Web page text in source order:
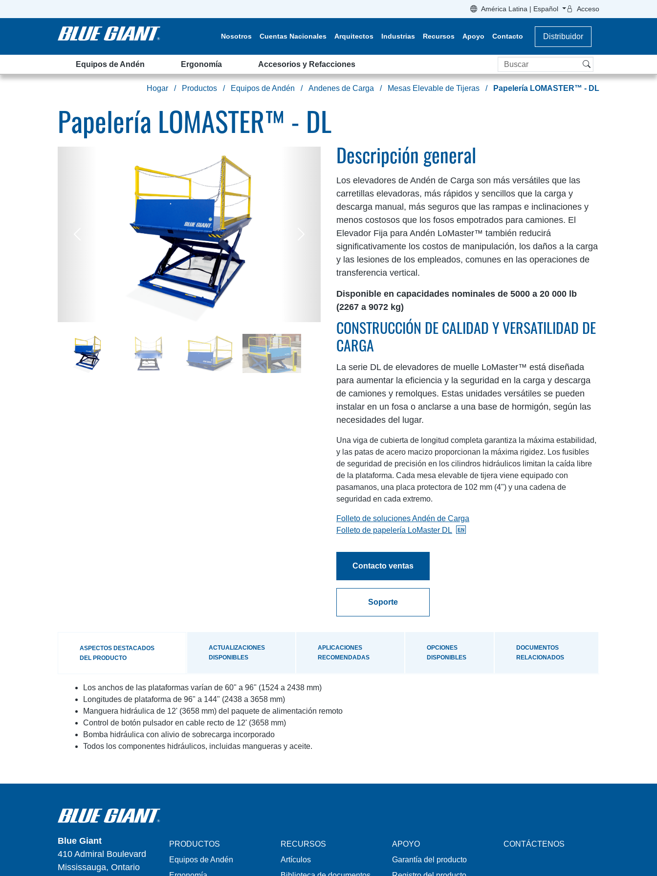
América Latina | Español Acceso
Nosotros Cuentas Nacionales Arquitectos Industrias Recursos Apoyo Contacto Distribuidor
Equipos de Andén Ergonomía Accesorios y Refacciones Buscar
Hogar Productos Equipos de Andén Andenes de Carga Mesas Elevable de Tijeras Papelería LOMASTER™ - DL
Papelería LOMASTER™ - DL
Descripción general
Los elevadores de Andén de Carga son más versátiles que las
carretillas elevadoras, más rápidos y sencillos que la carga y
descarga manual, más seguros que las rampas e inclinaciones y
menos costosos que los fosos empotrados para camiones. El
Elevador Fija para Andén LoMaster™ también reducirá
significativamente los costos de manipulación, los daños a la carga
y las lesiones de los empleados, comunes en las operaciones de
transferencia vertical.
Disponible en capacidades nominales de 5000 a 20 000 lb
(2267 a 9072 kg)
CONSTRUCCIÓN DE CALIDAD Y VERSATILIDAD DE
CARGA
La serie DL de elevadores de muelle LoMaster™ está diseñada
para aumentar la eficiencia y la seguridad en la carga y descarga
de camiones y remolques. Estas unidades versátiles se pueden
instalar en un fosa o anclarse a una base de hormigón, según las
necesidades del lugar.
Una viga de cubierta de longitud completa garantiza la máxima estabilidad,
y las patas de acero macizo proporcionan la máxima rigidez. Los fusibles
de seguridad de precisión en los cilindros hidráulicos limitan la caída libre
de la plataforma. Cada mesa elevable de tijera viene equipado con
pasamanos, una placa protectora de 102 mm (4") y una cadena de
seguridad en cada extremo.
Folleto de soluciones Andén de Carga
Folleto de papelería LoMaster DL
EN
Contacto ventas
Soporte
ASPECTOS DESTACADOS
DEL PRODUCTO
ACTUALIZACIONES
DISPONIBLES
APLICACIONES
RECOMENDADAS
OPCIONES
DISPONIBLES
DOCUMENTOS
RELACIONADOS
Los anchos de las plataformas varían de 60" a 96" (1524 a 2438 mm)
Longitudes de plataforma de 96" a 144" (2438 a 3658 mm)
Manguera hidráulica de 12' (3658 mm) del paquete de alimentación remoto
Control de botón pulsador en cable recto de 12' (3658 mm)
Bomba hidráulica con alivio de sobrecarga incorporado
Todos los componentes hidráulicos, incluidas mangueras y aceite.
Blue Giant
410 Admiral Boulevard
Mississauga, Ontario
PRODUCTOS
Equipos de Andén
RECURSOS
Artículos
APOYO
Garantía del producto
CONTÁCTENOS